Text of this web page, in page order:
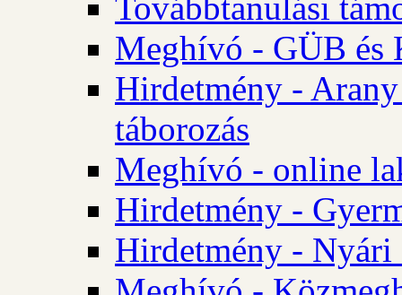
Továbbtanulási
Meghívó - GÜB és
Hirdetmény - Arany
táborozás
Meghívó - online
Hirdetmény -
Hirdetmény - Nyári